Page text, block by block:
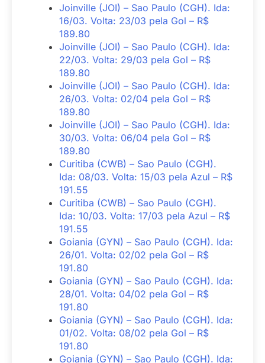
Joinville (JOI) – Sao Paulo (CGH). Ida:
16/03. Volta: 23/03 pela Gol – R$
189.80
Joinville (JOI) – Sao Paulo (CGH). Ida:
22/03. Volta: 29/03 pela Gol – R$
189.80
Joinville (JOI) – Sao Paulo (CGH). Ida:
26/03. Volta: 02/04 pela Gol – R$
189.80
Joinville (JOI) – Sao Paulo (CGH). Ida:
30/03. Volta: 06/04 pela Gol – R$
189.80
Curitiba (CWB) – Sao Paulo (CGH).
Ida: 08/03. Volta: 15/03 pela Azul – R$
191.55
Curitiba (CWB) – Sao Paulo (CGH).
Ida: 10/03. Volta: 17/03 pela Azul – R$
191.55
Goiania (GYN) – Sao Paulo (CGH). Ida:
26/01. Volta: 02/02 pela Gol – R$
191.80
Goiania (GYN) – Sao Paulo (CGH). Ida:
28/01. Volta: 04/02 pela Gol – R$
191.80
Goiania (GYN) – Sao Paulo (CGH). Ida:
01/02. Volta: 08/02 pela Gol – R$
191.80
Goiania (GYN) – Sao Paulo (CGH). Ida: